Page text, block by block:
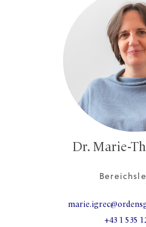
Dr. Marie-
+43 1 535